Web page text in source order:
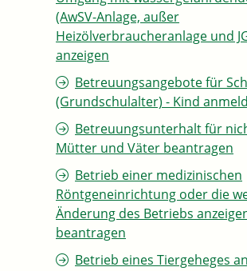
(AwSV-Anlage, außer
Heizölverbraucheranlage und
anzeigen
Betreuungsangebote für
(Grundschulalter) - Kind
Betreuungsunterhalt für
Mütter und Väter beantragen
Betrieb einer medizinischen
Röntgeneinrichtung oder die
Änderung des Betriebs
beantragen
Betrieb eines Tiergeheges